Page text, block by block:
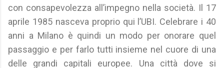
con consapevolezza all’impegno nella società. Il 17
aprile 1985 nasceva proprio qui l’UBI. Celebrare i 40
anni a Milano è quindi un modo per onorare quel
passaggio e per farlo tutti insieme nel cuore di una
delle grandi capitali europee. Una città dove si